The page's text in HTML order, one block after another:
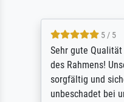
5 / 5
Sehr gute
des Rahmens!
sorgfältig und
unbeschadet bei